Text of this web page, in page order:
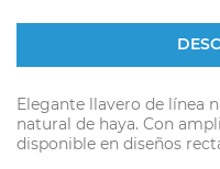
Elegante llavero de línea
natural de haya. Con
disponible en diseños